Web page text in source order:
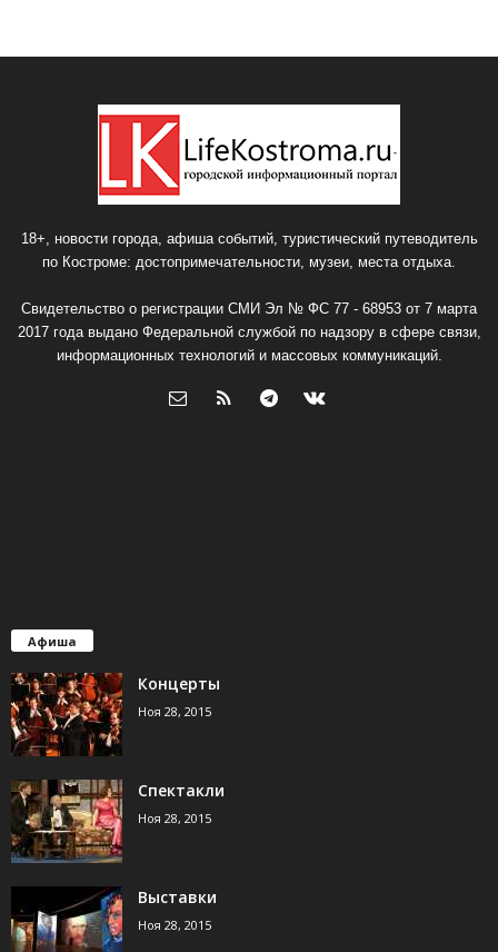
18+, новости города, афиша событий, туристический путеводитель
по Костроме: достопримечательности, музеи, места отдыха.
Свидетельство о регистрации СМИ Эл № ФС 77 - 68953 от 7 марта
2017 года выдано Федеральной службой по надзору в сфере связи,
информационных технологий и массовых коммуникаций.
Афиша
Концерты
Ноя 28, 2015
Спектакли
Ноя 28, 2015
Выставки
Ноя 28, 2015